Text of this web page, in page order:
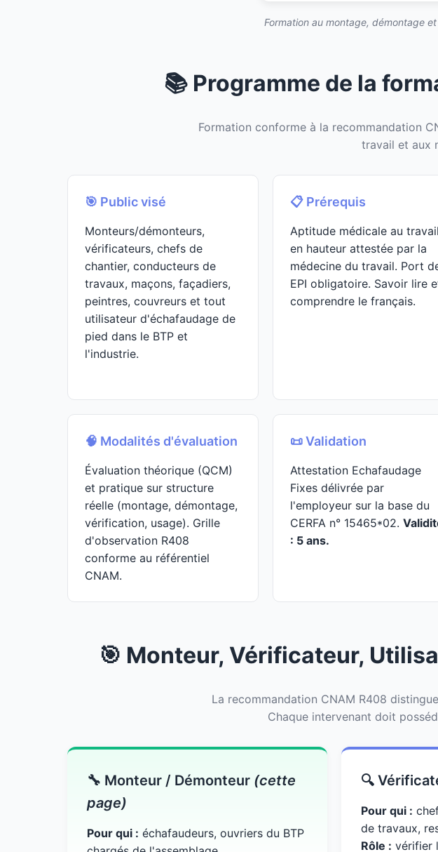
Formation au montage, démontage
📚 Programme de la
Formation conforme à la recommandation
travail et aux
🎯 Public visé
Monteurs/démonteurs,
vérificateurs, chefs de
chantier, conducteurs de
travaux, maçons, façadiers,
peintres, couvreurs et tout
utilisateur d'échafaudage de
pied dans le BTP et
l'industrie.
📋 Prérequis
Aptitude médicale au travail
en hauteur attestée par la
médecine du travail. Port
EPI obligatoire. Savoir lire
comprendre le français.
🧠 Modalités d'évaluation
Évaluation théorique (QCM)
et pratique sur structure
réelle (montage, démontage,
vérification, usage). Grille
d'observation R408
conforme au référentiel
CNAM.
📜 Validation
Attestation Echafaudage
Fixes délivrée par
l'employeur sur la base du
CERFA n° 15465*02.
: 5 ans.
🎯 Monteur, Vérificateur,
La recommandation CNAM R408
Chaque intervenant doit
🔧 Monteur / Démonteur (cette
page)
Pour qui : échafaudeurs, ouvriers du BTP
🔍
Pour qui :
de travaux,
Rôle : vérifier